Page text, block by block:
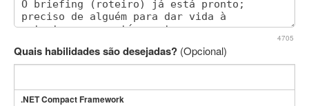
4705
Quais habilidades são desejadas? (Opcional)
.NET Compact Framework